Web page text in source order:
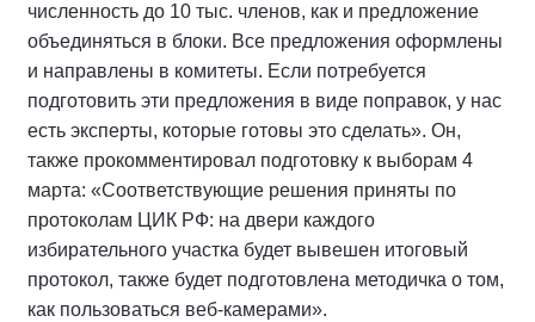
численность до 10 тыс. членов, как и предложение
объединяться в блоки. Все предложения оформлены
и направлены в комитеты. Если потребуется
подготовить эти предложения в виде поправок, у нас
есть эксперты, которые готовы это сделать». Он,
также прокомментировал подготовку к выборам 4
марта: «Соответствующие решения приняты по
протоколам ЦИК РФ: на двери каждого
избирательного участка будет вывешен итоговый
протокол, также будет подготовлена методичка о том,
как пользоваться веб-камерами».